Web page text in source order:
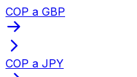
COP a GBP
COP a JPY